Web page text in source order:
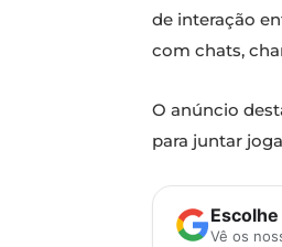
de interação
com chats,
O anúncio
para juntar
Vê os